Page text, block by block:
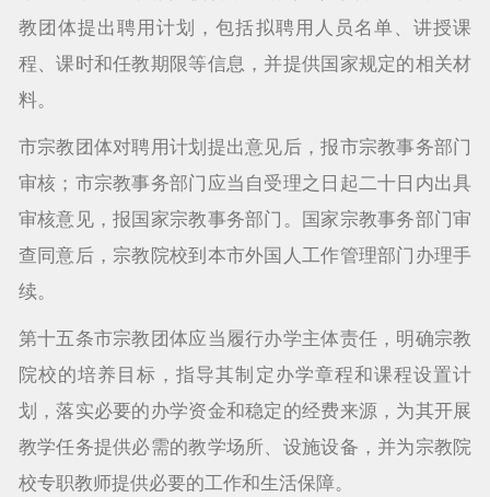
教团体提出聘用计划，包括拟聘用人员名单、讲授课
程、课时和任教期限等信息，并提供国家规定的相关材
料。
市宗教团体对聘用计划提出意见后，报市宗教事务部门
审核；市宗教事务部门应当自受理之日起二十日内出具
审核意见，报国家宗教事务部门。国家宗教事务部门审
查同意后，宗教院校到本市外国人工作管理部门办理手
续。
第十五条市宗教团体应当履行办学主体责任，明确宗教
院校的培养目标，指导其制定办学章程和课程设置计
划，落实必要的办学资金和稳定的经费来源，为其开展
教学任务提供必需的教学场所、设施设备，并为宗教院
校专职教师提供必要的工作和生活保障。